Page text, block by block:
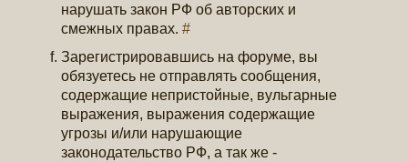
нарушать закон РФ об авторских и
смежных правах.#
Зарегистрировавшись на форуме, вы
обязуетесь не отправлять сообщения,
содержащие непристойные, вульгарные
выражения, выражения содержащие
угрозы и/или нарушающие
законодательство РФ, а так же -